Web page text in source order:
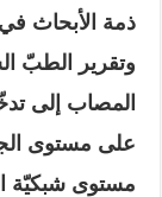
ذمة الأبحاث في
وتقرير الطبّ
المصاب إلى
على مستوى
مستوى شبكيّة